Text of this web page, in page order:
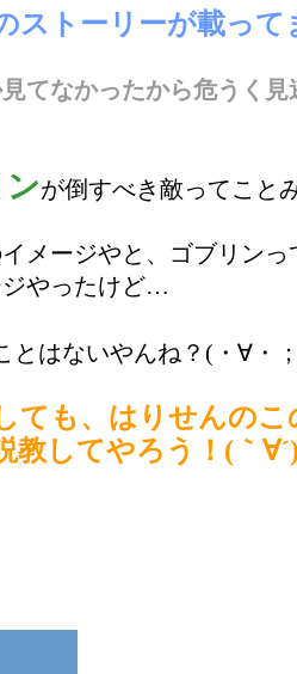
ストーリーが載って
てなかったから危うく
が倒すべき敵ってこと
メージやと、ゴブリン
ジやったけど…
とはないやんね？(・∀・
ても、はりせんの
教してやろう！(｀